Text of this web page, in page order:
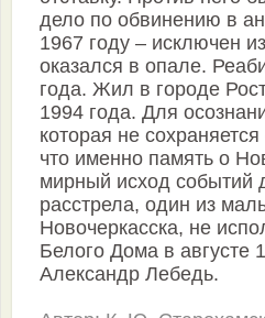
дело по обвинению в
1967 году – исключен
оказался в опале.
года. Жил в городе
1994 года. Для
которая не
что именно память о
мирный исход событий
расстрела, один из
Новочеркасска, не
Белого Дома в августе
Александр Лебедь.